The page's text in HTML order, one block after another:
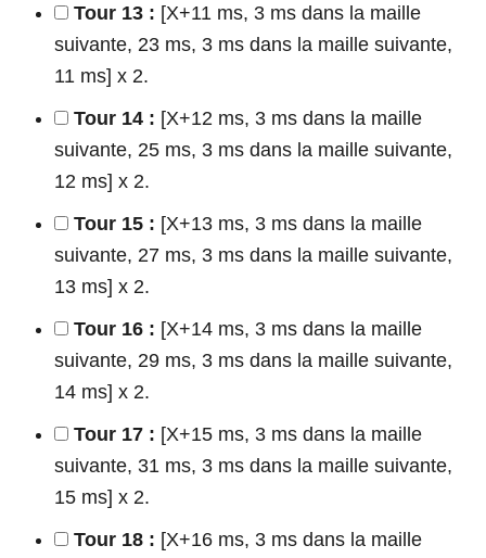
Tour 13 : [X+11 ms, 3 ms dans la maille
suivante, 23 ms, 3 ms dans la maille suivante,
11 ms] x 2.
Tour 14 : [X+12 ms, 3 ms dans la maille
suivante, 25 ms, 3 ms dans la maille suivante,
12 ms] x 2.
Tour 15 : [X+13 ms, 3 ms dans la maille
suivante, 27 ms, 3 ms dans la maille suivante,
13 ms] x 2.
Tour 16 : [X+14 ms, 3 ms dans la maille
suivante, 29 ms, 3 ms dans la maille suivante,
14 ms] x 2.
Tour 17 : [X+15 ms, 3 ms dans la maille
suivante, 31 ms, 3 ms dans la maille suivante,
15 ms] x 2.
Tour 18 : [X+16 ms, 3 ms dans la maille